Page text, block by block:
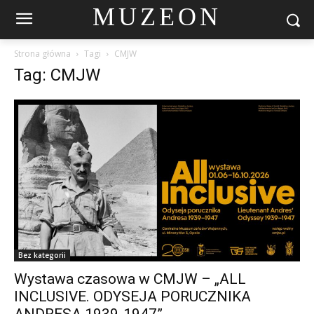
MUZEON
Strona główna Tagi CMJW
Tag: CMJW
Bez kategorii
Wystawa czasowa w CMJW – „ALL
INCLUSIVE. ODYSEJA PORUCZNIKA